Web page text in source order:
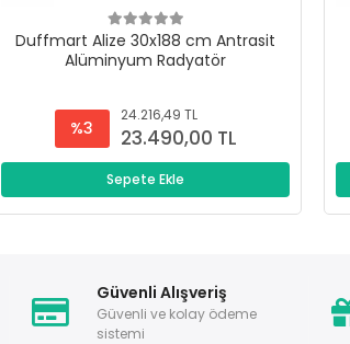
Duffmart Alize 30x188 cm Antrasit
Alüminyum Radyatör
%3
24.216,49 TL
23.490,00 TL
Sepete Ekle
Güvenli Alışveriş
Güvenli ve kolay ödeme
sistemi